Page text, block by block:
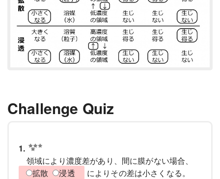
Challenge Quiz
1.
領域により濃度差があり、間に膜がない場合、
拡散
浸透
によりその差は小さくなる。